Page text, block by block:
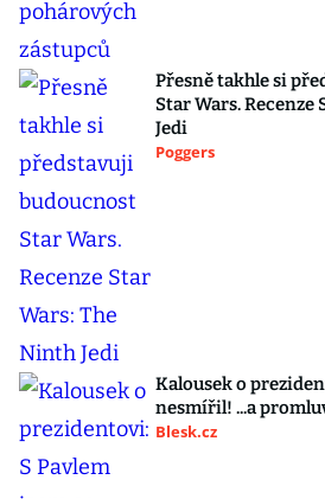
Přesně takhle si
Star Wars. Recenze
Jedi
Poggers
Kalousek o
nesmířil! ...a
Blesk.cz